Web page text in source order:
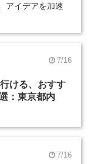
アイデアを加速
7/16
ける、おすす
：東京都内
7/16